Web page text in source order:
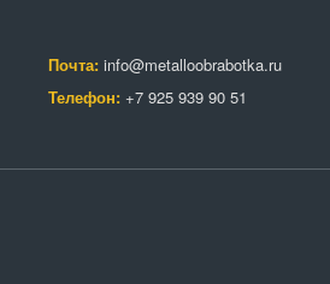
Почта: info@metalloobrabotka.ru
Телефон: +7 925 939 90 51